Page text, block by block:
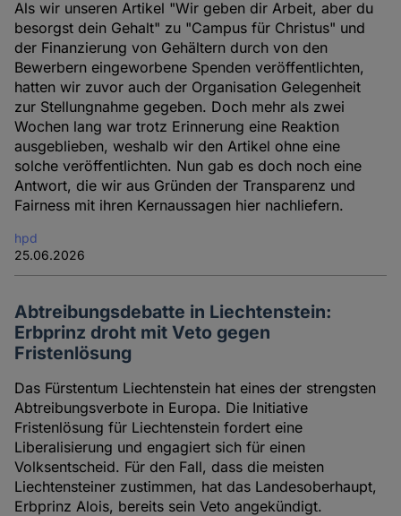
Als wir unseren Artikel "Wir geben dir Arbeit, aber du
besorgst dein Gehalt" zu "Campus für Christus" und
der Finanzierung von Gehältern durch von den
Bewerbern eingeworbene Spenden veröffentlichten,
hatten wir zuvor auch der Organisation Gelegenheit
zur Stellungnahme gegeben. Doch mehr als zwei
Wochen lang war trotz Erinnerung eine Reaktion
ausgeblieben, weshalb wir den Artikel ohne eine
solche veröffentlichten. Nun gab es doch noch eine
Antwort, die wir aus Gründen der Transparenz und
Fairness mit ihren Kernaussagen hier nachliefern.
hpd
25.06.2026
Abtreibungsdebatte in Liechtenstein:
Erbprinz droht mit Veto gegen
Fristenlösung
Das Fürstentum Liechtenstein hat eines der strengsten
Abtreibungsverbote in Europa. Die Initiative
Fristenlösung für Liechtenstein fordert eine
Liberalisierung und engagiert sich für einen
Volksentscheid. Für den Fall, dass die meisten
Liechtensteiner zustimmen, hat das Landesoberhaupt,
Erbprinz Alois, bereits sein Veto angekündigt.